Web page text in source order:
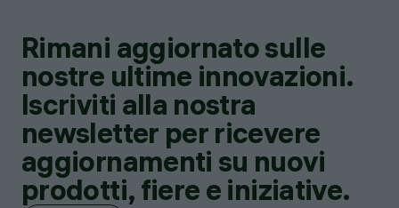
Rimani aggiornato sulle
nostre ultime innovazioni.
Iscriviti alla nostra
newsletter per ricevere
aggiornamenti su nuovi
prodotti, fiere e iniziative.